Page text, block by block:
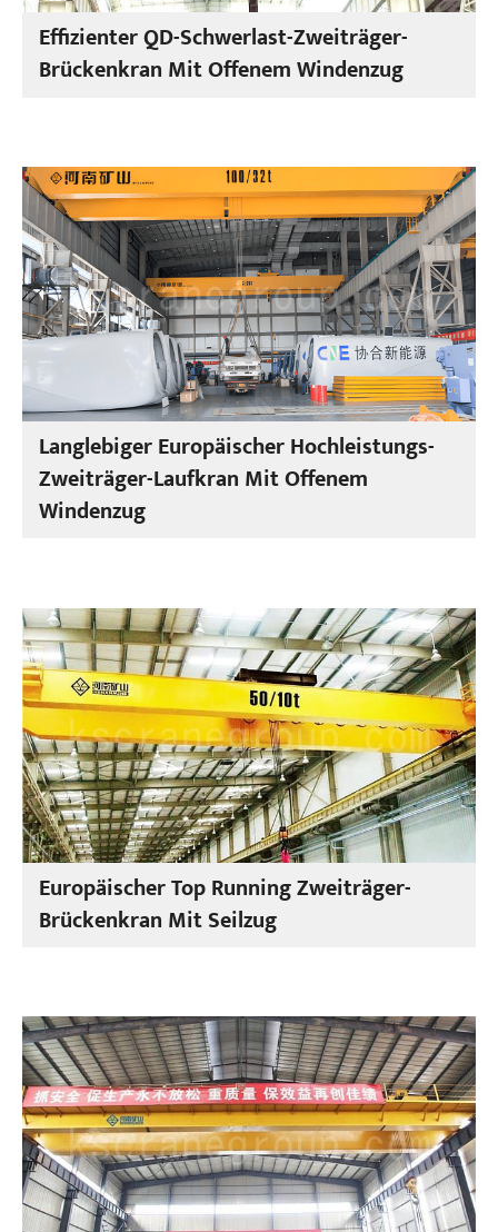
Effizienter QD-Schwerlast-Zweiträger-
Brückenkran Mit Offenem Windenzug
Langlebiger Europäischer Hochleistungs-
Zweiträger-Laufkran Mit Offenem
Windenzug
Europäischer Top Running Zweiträger-
Brückenkran Mit Seilzug